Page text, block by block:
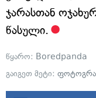
ჯარასთან
წასული.
წყარო: Boredpanda
გაიგეთ მეტი: